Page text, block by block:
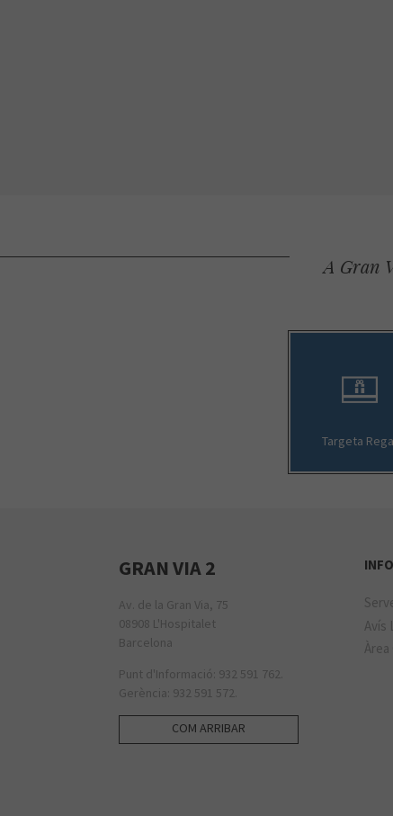
A Gran
Targeta
GRAN VIA 2
Av. de la Gran Via, 75
08908 L'Hospitalet
Barcelona
Punt d'Informació: 932 591 762.
Gerència: 932 591 572.
COM ARRIBAR
Avís
Àrea